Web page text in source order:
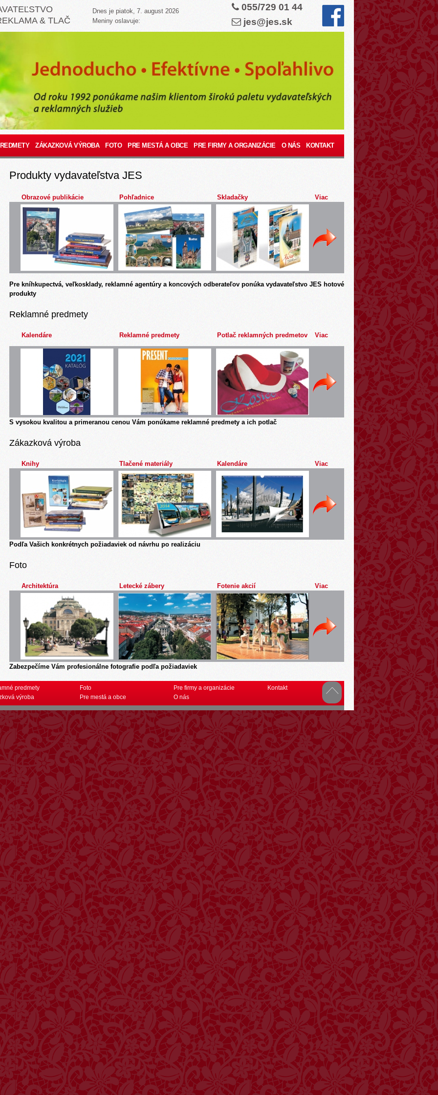
& TLAČ
Dnes je piatok, 7. august 2026
Meniny oslavuje:
055/729 01 44
jes@jes.sk
ZÁKAZKOVÁ VÝROBA FOTO PRE MESTÁ A OBCE PRE FIRMY A ORGANIZÁCIE O NÁS KONTAKT
Produkty vydavateľstva JES
Obrazové publikácie Pohľadnice Skladačky Viac
Pre kníhkupectvá, veľkosklady, reklamné agentúry a koncových odberateľov ponúka vydavateľstvo JES hotové
produkty
Reklamné predmety
Kalendáre Reklamné predmety Potlač reklamných predmetov Viac
S vysokou kvalitou a primeranou cenou Vám ponúkame reklamné predmety a ich potlač
Zákazková výroba
Knihy Tlačené materiály Kalendáre Viac
Podľa Vašich konkrétnych požiadaviek od návrhu po realizáciu
Foto
Architektúra Letecké zábery Fotenie akcií Viac
Zabezpečíme Vám profesionálne fotografie podľa požiadaviek
predmety
výroba
Foto
Pre mestá a obce
Pre firmy a organizácie
O nás
Kontakt